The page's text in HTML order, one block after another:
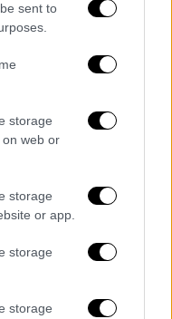
sent to
storage
web or
storage
or app.
storage
storage